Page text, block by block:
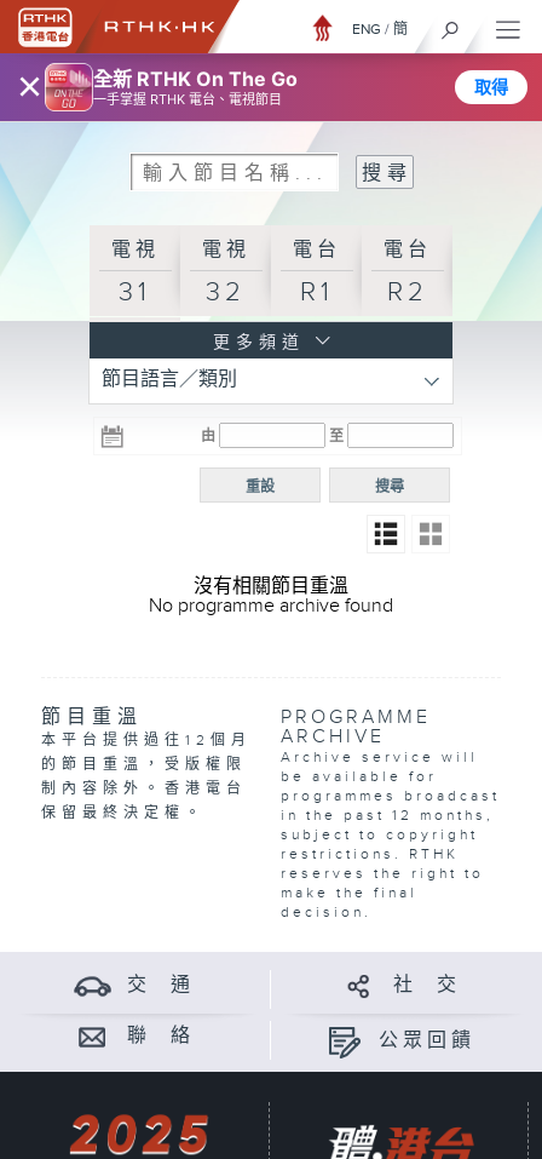
× 全新 RTHK On The Go
一手掌握 RTHK 電台、電視節目
取得
ENG / 簡
電視
31
電視
32
電台
R1
電台
R2
R3
電台 電台
R5
電台
普通
更多頻道
節目語言／類別
由 至
搜尋
重設
沒有相關節目重溫
No programme archive found
節目重溫
本平台提供過往12個月
的節目重溫，受版權限
制內容除外。香港電台
保留最終決定權。
PROGRAMME
ARCHIVE
Archive service will
be available for
programmes broadcast
in the past 12 months,
subject to copyright
restrictions. RTHK
reserves the right to
make the final
decision.
交 通 社 交
聯 絡 公眾回饋